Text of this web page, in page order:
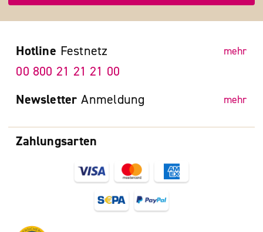
Zahlungsarten
Hotline Festnetz mehr
00 800 21 21 21 00
Newsletter Anmeldung mehr